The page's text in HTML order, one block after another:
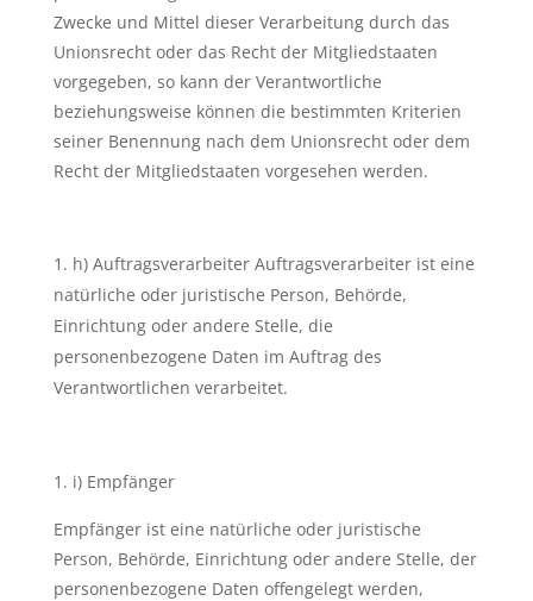
Zwecke und Mittel dieser Verarbeitung durch das
Unionsrecht oder das Recht der Mitgliedstaaten
vorgegeben, so kann der Verantwortliche
beziehungsweise können die bestimmten Kriterien
seiner Benennung nach dem Unionsrecht oder dem
Recht der Mitgliedstaaten vorgesehen werden.
h) Auftragsverarbeiter Auftragsverarbeiter ist eine
natürliche oder juristische Person, Behörde,
Einrichtung oder andere Stelle, die
personenbezogene Daten im Auftrag des
Verantwortlichen verarbeitet.
i) Empfänger
Empfänger ist eine natürliche oder juristische
Person, Behörde, Einrichtung oder andere Stelle, der
personenbezogene Daten offengelegt werden,